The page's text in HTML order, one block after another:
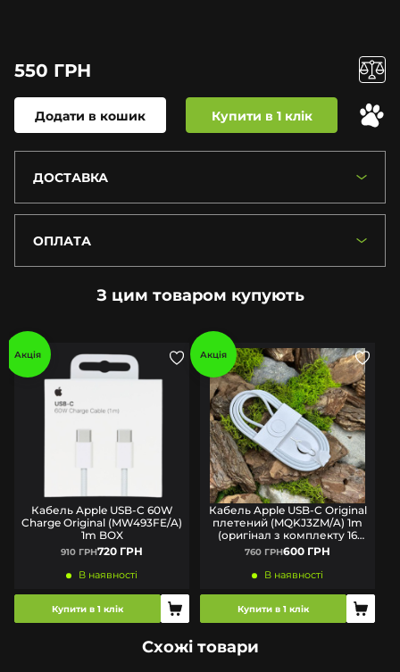
550 ГРН
Додати в кошик Купити в 1 клік
ДОСТАВКА
ОПЛАТА
З цим товаром купують
Акція
Кабель Apple USB-C 60W
Charge Original (MW493FE/A)
1m BOX
910 ГРН720 ГРН
В наявності
Купити в 1 клік
Акція
Кабель Apple USB-C Original
плетений (MQKJ3ZM/A) 1m
(оригінал з комплекту 16
серії)
760 ГРН600 ГРН
В наявності
Купити в 1 клік
Схожі товари